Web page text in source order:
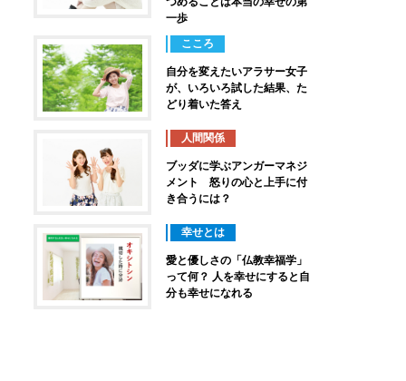
一歩
こころ
自分を変えたいアラサー女子
が、いろいろ試した結果、た
どり着いた答え
人間関係
ブッダに学ぶアンガーマネジ
メント 怒りの心と上手に付
き合うには？
幸せとは
愛と優しさの「仏教幸福学」
って何？ 人を幸せにすると自
分も幸せになれる